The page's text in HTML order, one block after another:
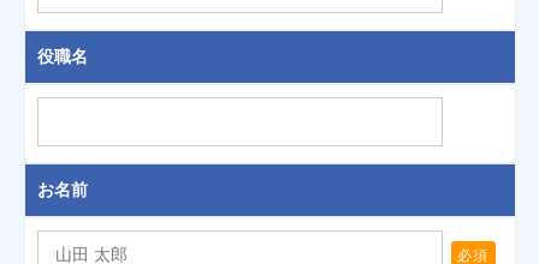
役職名
お名前
必須